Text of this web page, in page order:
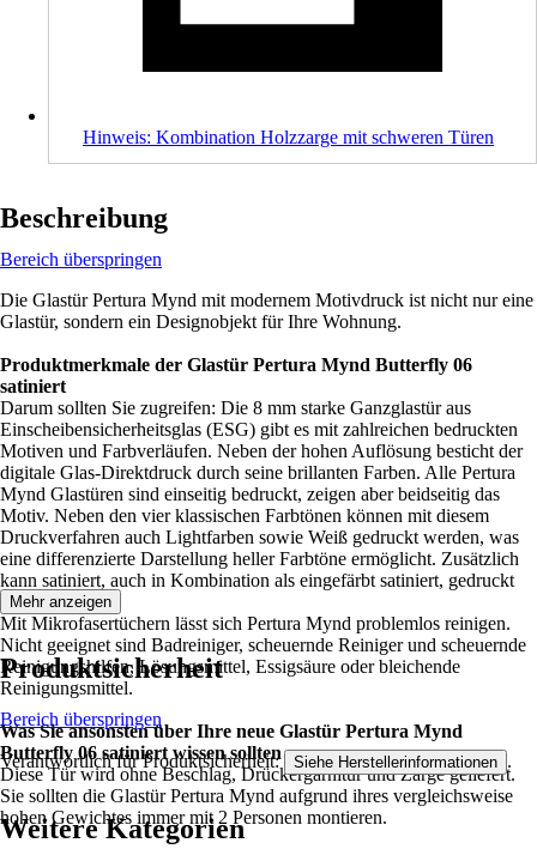
Hinweis: Kombination Holzzarge mit schweren Türen
Beschreibung
Bereich überspringen
Die Glastür Pertura Mynd mit modernem Motivdruck ist nicht nur eine
Glastür, sondern ein Designobjekt für Ihre Wohnung.
Produktmerkmale der Glastür Pertura Mynd Butterfly 06
satiniert
Darum sollten Sie zugreifen: Die 8 mm starke Ganzglastür aus
Einscheibensicherheitsglas (ESG) gibt es mit zahlreichen bedruckten
Motiven und Farbverläufen. Neben der hohen Auflösung besticht der
digitale Glas-Direktdruck durch seine brillanten Farben. Alle Pertura
Mynd Glastüren sind einseitig bedruckt, zeigen aber beidseitig das
Motiv. Neben den vier klassischen Farbtönen können mit diesem
Druckverfahren auch Lightfarben sowie Weiß gedruckt werden, was
eine differenzierte Darstellung heller Farbtöne ermöglicht. Zusätzlich
kann satiniert, auch in Kombination als eingefärbt satiniert, gedruckt
werden.
Mit Mikrofasertüchern lässt sich Pertura Mynd problemlos reinigen.
Nicht geeignet sind Badreiniger, scheuernde Reiniger und scheuernde
Reinigungshilfen, Lösungsmittel, Essigsäure oder bleichende
Reinigungsmittel.
Was Sie ansonsten über Ihre neue Glastür Pertura Mynd
Butterfly 06 satiniert wissen sollten
Diese Tür wird ohne Beschlag, Drückergarnitur und Zarge geliefert.
Sie sollten die Glastür Pertura Mynd aufgrund ihres vergleichsweise
hohen Gewichtes immer mit 2 Personen montieren.
Mehr anzeigen
Produktsicherheit
Bereich überspringen
Verantwortlich für Produktsicherheit: Siehe Herstellerinformationen .
Weitere Kategorien